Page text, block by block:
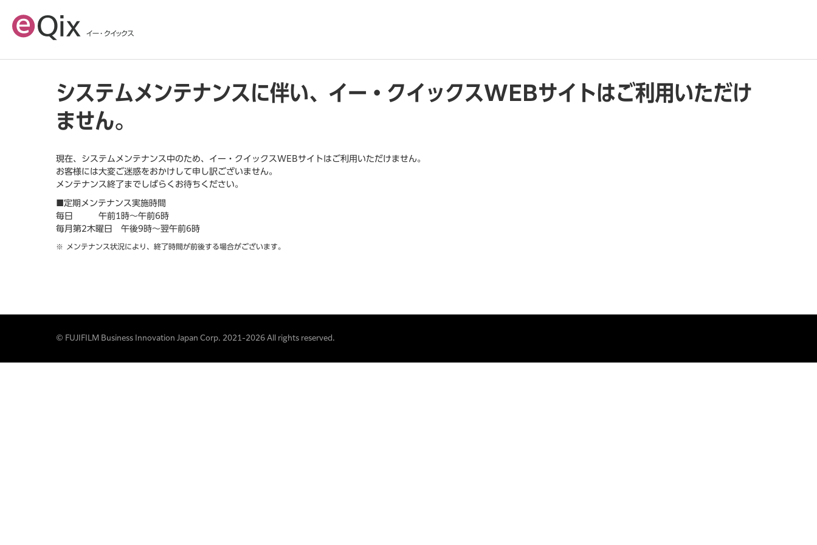
システムメンテナンスに伴い、イー・クイックスWEBサイトはご利用いただけ
ません。
現在、システムメンテナンス中のため、イー・クイックスWEBサイトはご利用いただけません。
お客様には大変ご迷惑をおかけして申し訳ございません。
メンテナンス終了までしばらくお待ちください。
■定期メンテナンス実施時間
毎日 午前1時～午前6時
毎月第2木曜日 午後9時～翌午前6時
メンテナンス状況により、終了時間が前後する場合がございます。
© FUJIFILM Business Innovation Japan Corp. 2021-2026 All rights reserved.